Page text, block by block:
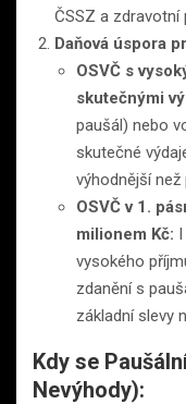
ČSSZ a zdravotní
Daňová úspora
OSVČ s
skutečnými
paušál) nebo
skutečné
výhodnější než
OSVČ v 1.
milionem Kč:
vysokého
zdanění s
základní slevy
Kdy se
Nevýhody):